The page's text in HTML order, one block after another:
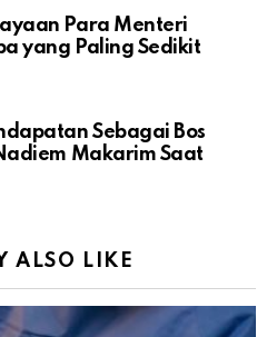
Para Menteri
yang Paling Sedikit
Sebagai Bos
Makarim Saat
ALSO LIKE